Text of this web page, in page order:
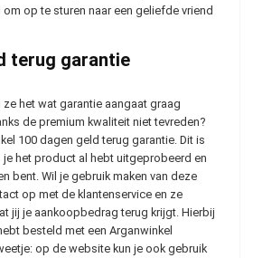
op te sturen naar een geliefde vriend
terug garantie
het wat garantie aangaat graag
de premium kwaliteit niet tevreden?
100 dagen geld terug garantie. Dit is
het product al hebt uitgeprobeerd en
bent. Wil je gebruik maken van deze
op met de klantenservice en ze
jij je aankoopbedrag terug krijgt. Hierbij
besteld met een Arganwinkel
op de website kun je ook gebruik